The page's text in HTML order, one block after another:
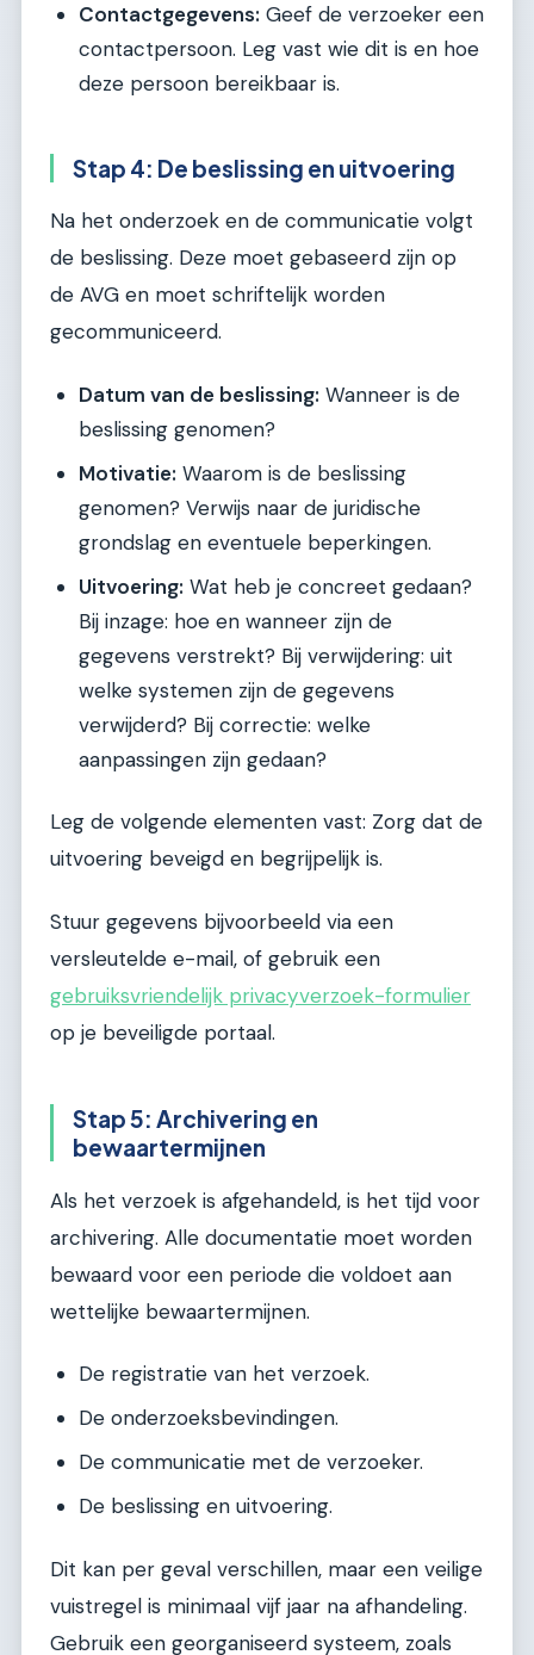
Contactgegevens: Geef de verzoeker een
contactpersoon. Leg vast wie dit is en hoe
deze persoon bereikbaar is.
Stap 4: De beslissing en uitvoering
Na het onderzoek en de communicatie volgt
de beslissing. Deze moet gebaseerd zijn op
de AVG en moet schriftelijk worden
gecommuniceerd.
Datum van de beslissing: Wanneer is de
beslissing genomen?
Motivatie: Waarom is de beslissing
genomen? Verwijs naar de juridische
grondslag en eventuele beperkingen.
Uitvoering: Wat heb je concreet gedaan?
Bij inzage: hoe en wanneer zijn de
gegevens verstrekt? Bij verwijdering: uit
welke systemen zijn de gegevens
verwijderd? Bij correctie: welke
aanpassingen zijn gedaan?
Leg de volgende elementen vast: Zorg dat de
uitvoering beveigd en begrijpelijk is.
Stuur gegevens bijvoorbeeld via een
versleutelde e-mail, of gebruik een
gebruiksvriendelijk privacyverzoek-formulier
op je beveiligde portaal.
Stap 5: Archivering en
bewaartermijnen
Als het verzoek is afgehandeld, is het tijd voor
archivering. Alle documentatie moet worden
bewaard voor een periode die voldoet aan
wettelijke bewaartermijnen.
De registratie van het verzoek.
De onderzoeksbevindingen.
De communicatie met de verzoeker.
De beslissing en uitvoering.
Dit kan per geval verschillen, maar een veilige
vuistregel is minimaal vijf jaar na afhandeling.
Gebruik een georganiseerd systeem, zoals